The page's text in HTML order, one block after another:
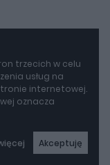
trzecich w celu
usług na
internetowej.
oznacza
Akceptuję